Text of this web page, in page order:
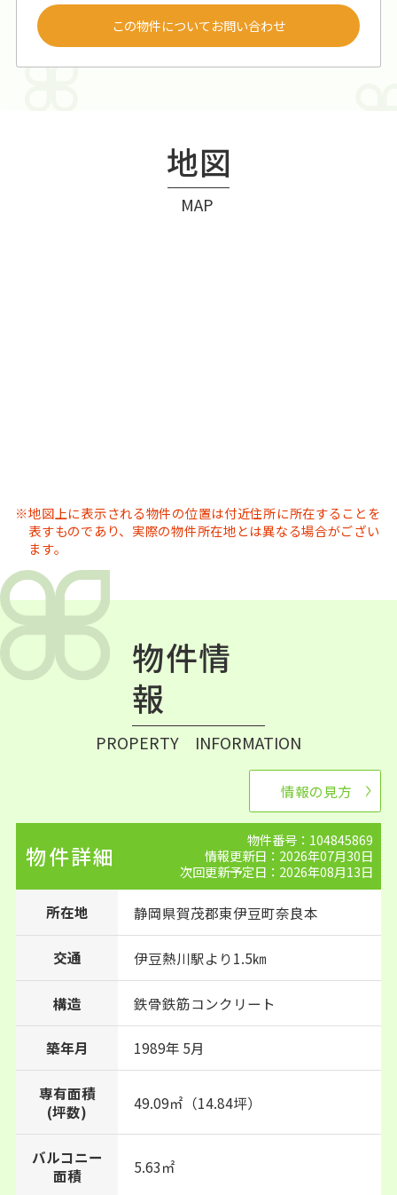
この物件についてお問い合わせ
地図
MAP
地図上に表示される物件の位置は付近住所に所在することを
表すものであり、実際の物件所在地とは異なる場合がござい
ます。
物件情
報
PROPERTY INFORMATION
情報の見方
物件詳細
物件番号：104845869
情報更新日：2026年07月30日
次回更新予定日：2026年08月13日
所在地 静岡県賀茂郡東伊豆町奈良本
交通 伊豆熱川駅より1.5㎞
構造 鉄骨鉄筋コンクリート
築年月 1989年 5月
専有面積
(坪数)
49.09㎡（14.84坪）
バルコニー
面積
5.63㎡